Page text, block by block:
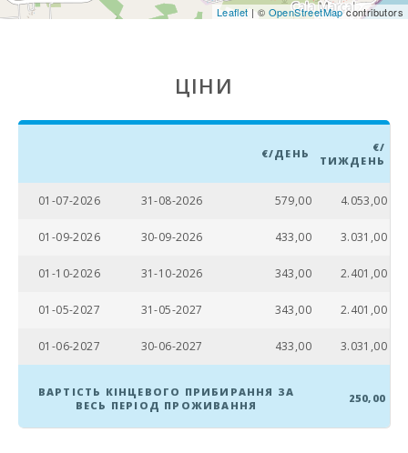
Пляж Кан
Антена,
пещери (km):
Кала Мільор
Leaflet | © OpenStreetMapcontributors
ЦІНИ
€/ДЕНЬ
€/
ТИЖДЕНЬ
01-07-2026 31-08-2026 579,00 4.053,00
01-09-2026 30-09-2026 433,00 3.031,00
01-10-2026 31-10-2026 343,00 2.401,00
01-05-2027 31-05-2027 343,00 2.401,00
01-06-2027 30-06-2027 433,00 3.031,00
ВАРТІСТЬ КІНЦЕВОГО ПРИБИРАННЯ ЗА
ВЕСЬ ПЕРІОД ПРОЖИВАННЯ
250,00